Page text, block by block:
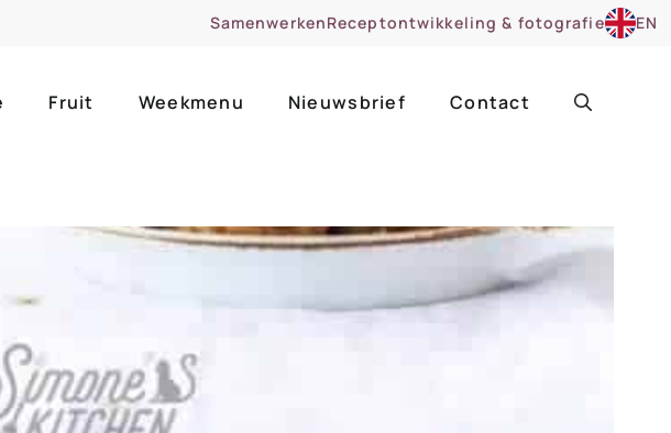
SamenwerkenReceptontwikkeling & fotografie EN
alle fruitsoorten
zomer
barbecue
Fruit Weekmenu Nieuwsbrief Contact